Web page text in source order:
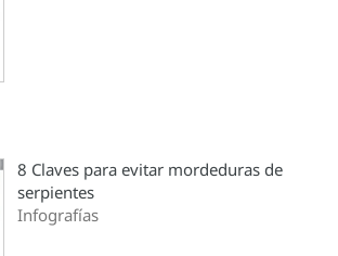
8 Claves para evitar mordeduras de
serpientes
Infografías